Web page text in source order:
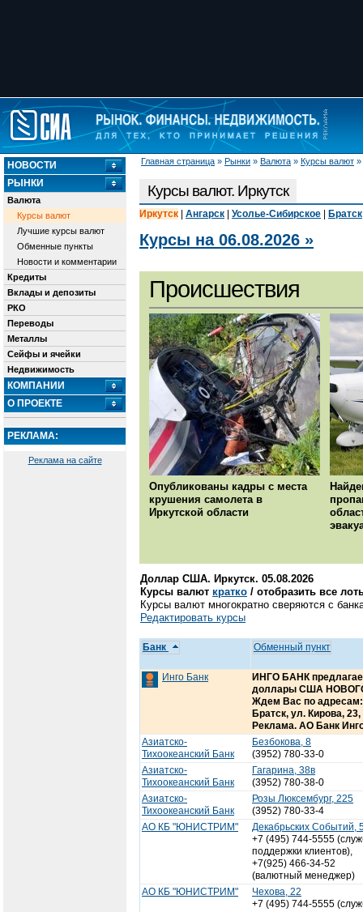
Главная страница » Рынки » Валюта » Курсы валют »
НОВОСТИ
РЫНКИ
Валюта
Курсы валют
Лучшие курсы валют
Обменные пункты
Новости и комментарии
Кредиты
Вклады и депозиты
РКО
Переводы
Металлы
Сейфы и ячейки
Недвижимость
КОМПАНИИ
О ПРОЕКТЕ
РЕКЛАМА:
Реклама на сайте
Курсы валют. Иркутск
Иркутск Ангарск Усолье-Сибирское Братск
Курсы на 06.08.2026 »
Происшествия
Опубликованы кадры с места
крушения самолета в
Иркутской области
Доллар США. Иркутск. 05.08.2026
Курсы валют кратко / отобразить все
Курсы валют многократно сверяются с
Редактировать курсы
Банк Обменный пункт
Инго Банк
ИНГО БАНК
доллары США
Ждем Вас по адресам:
Братск, ул. Кирова,
Реклама. АО Банк
Азиатско-
Тихоокеанский Банк
Безбокова, 8
(3952) 780-33-0
Азиатско-
Тихоокеанский Банк
Гагарина, 38в
(3952) 780-38-0
Азиатско-
Тихоокеанский Банк
Розы Люксембург, 225
(3952) 780-33-4
АО КБ "ЮНИСТРИМ"
Декабрьских Событий,
+7 (495) 744-5555
поддержки клиентов),
+7(925) 466-34-52
(валютный менеджер)
АО КБ "ЮНИСТРИМ"
Чехова, 22
+7 (495) 744-5555